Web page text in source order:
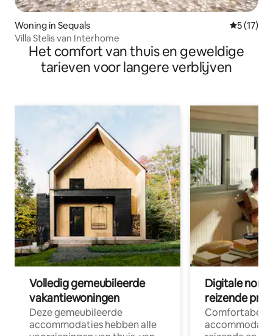
Woning in Sequals
5 (17)
Villa Stelis van Interhome
Het comfort van thuis en geweldige
tarieven voor langere verblijven
Volledig gemeubileerde
vakantiewoningen
Deze gemeubileerde
accommodaties hebben alle
Digitale
reizende
Comfortabele